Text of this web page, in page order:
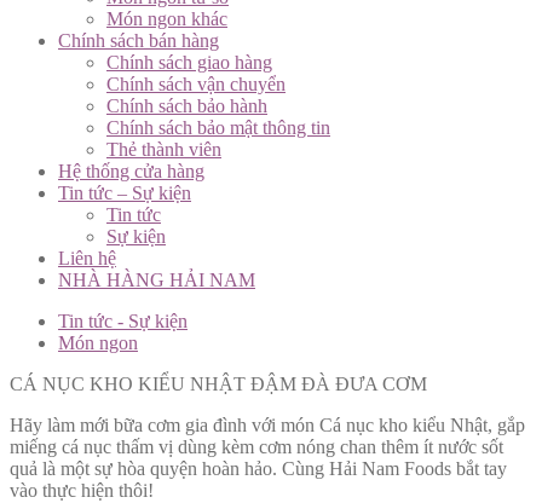
Món ngon khác
Chính sách bán hàng
Chính sách giao hàng
Chính sách vận chuyển
Chính sách bảo hành
Chính sách bảo mật thông tin
Thẻ thành viên
Hệ thống cửa hàng
Tin tức – Sự kiện
Tin tức
Sự kiện
Liên hệ
NHÀ HÀNG HẢI NAM
Tin tức - Sự kiện
Món ngon
CÁ NỤC KHO KIỂU NHẬT ĐẬM ĐÀ ĐƯA CƠM
Hãy làm mới bữa cơm gia đình với món Cá nục kho kiểu Nhật, gắp
miếng cá nục thấm vị dùng kèm cơm nóng chan thêm ít nước sốt
quả là một sự hòa quyện hoàn hảo. Cùng Hải Nam Foods bắt tay
vào thực hiện thôi!